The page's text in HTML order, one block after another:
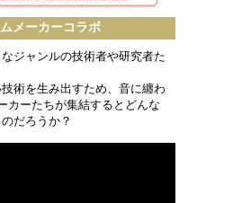
ムメーカーコラボ
ジャンルの技術者や研究者た
術を生み出すため、音に纏わ
カーたちが集結するとどんな
だろうか？